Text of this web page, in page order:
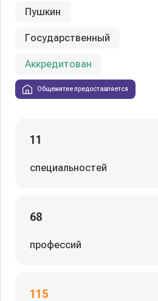
Пушкин
Государственный
Аккредитован
Общежитие предоставляется
11
специальностей
68
профессий
115